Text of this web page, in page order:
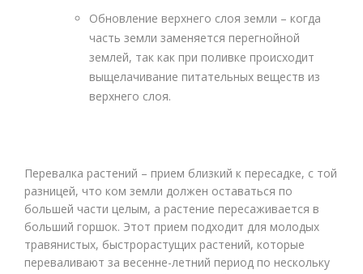
Обновление верхнего слоя земли – когда
часть земли заменяется перегнойной
землей, так как при поливке происходит
выщелачивание питательных веществ из
верхнего слоя.
Перевалка растений – прием близкий к пересадке, с той
разницей, что ком земли должен оставаться по
большей части целым, а растение пересаживается в
больший горшок. Этот прием подходит для молодых
травянистых, быстрорастущих растений, которые
переваливают за весенне-летний период по нескольку